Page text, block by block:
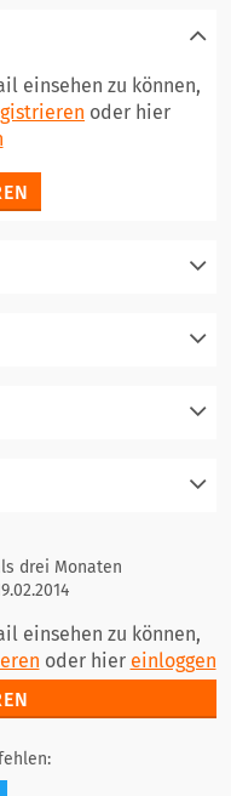
einsehen zu können,
oder hier
drei Monaten
einsehen zu können,
oder hier einloggen